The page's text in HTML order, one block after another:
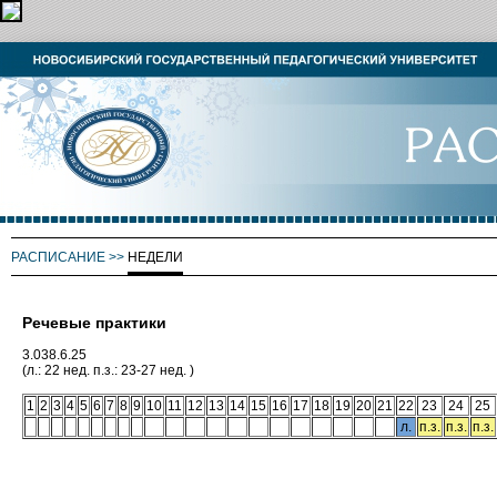
РАСПИСАНИЕ >> НЕДЕЛИ
Речевые практики
3.038.6.25
(л.: 22 нед. п.з.: 23-27 нед. )
1 2 3 4 5 6 7 8 9 10 11 12 13 14 15 16 17 18 19 20 21 22 23 24
25
л. п.з. п.з. п.з.